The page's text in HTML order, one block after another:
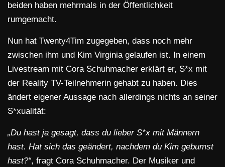
beiden haben mehrmals in der Öffentlichkeit
rumgemacht.
Nun hat Twenty4Tim zugegeben, dass noch mehr
zwischen ihm und Kim Virginia gelaufen ist. In einem
Livestream mit Cora Schuhmacher erklärt er, S*x mit
der Reality TV-Teilnehmerin gehabt zu haben. Dies
ändert eigener Aussage nach allerdings nichts an seiner
S*xualität:
„Du hast ja gesagt, dass du lieber S*x mit Männern
hast. Hat sich das geändert, nachdem du Kim gebumst
hast?“, fragt Cora Schuhmacher. Der Musiker und